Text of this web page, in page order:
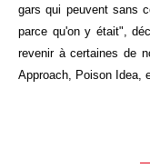
gars qui peuvent sans
parce qu'on y était",
revenir à certaines de
Approach, Poison Idea,